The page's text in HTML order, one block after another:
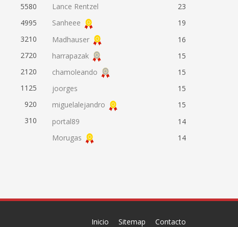
5580
4995
3210
2720
2120
1125
920
310
Lance Rentzel
23
Sanheee
19
Madhauser
16
harrapazak
15
chamoleando
15
joorges
15
miguelalejandro
15
portal89
14
Morugas
14
Inicio Sitemap Contacto